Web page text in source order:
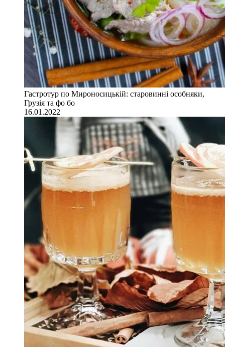
Гастротур по Мироносицькій: старовинні особняки,
Грузія та фо бо
16.01.2022